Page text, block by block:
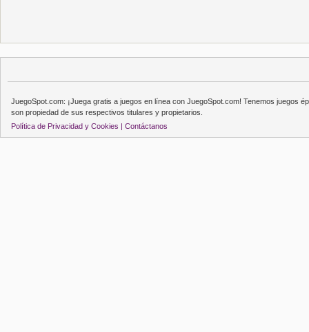
JuegoSpot.com: ¡Juega gratis a juegos en línea con JuegoSpot.com! Tenemos juegos
son propiedad de sus respectivos titulares y propietarios.
Política de Privacidad y Cookies | Contáctanos